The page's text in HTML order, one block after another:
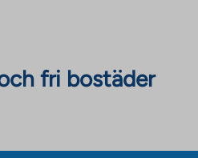
fri bostäder